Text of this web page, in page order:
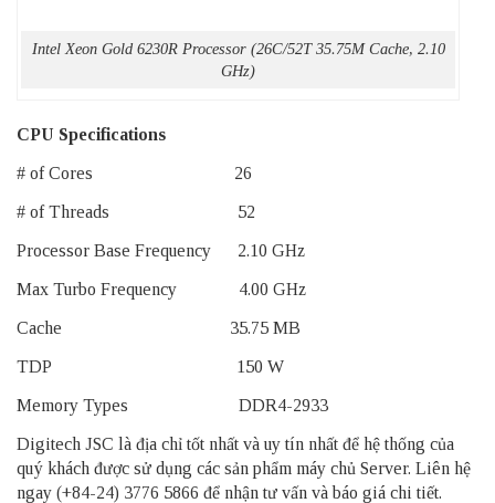
Intel Xeon Gold 6230R Processor (26C/52T 35.75M Cache, 2.10
GHz)
CPU Specifications
# of Cores 26
# of Threads 52
Processor Base Frequency 2.10 GHz
Max Turbo Frequency 4.00 GHz
Cache 35.75 MB
TDP 150 W
Memory Types DDR4-2933
Digitech JSC là địa chỉ tốt nhất và uy tín nhất để hệ thống của
quý khách được sử dụng các sản phẩm máy chủ Server. Liên hệ
ngay (+84-24) 3776 5866 để nhận tư vấn và báo giá chi tiết.